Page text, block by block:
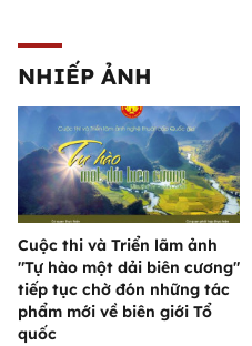
NHIẾP ẢNH
Cuộc thi và Triển lãm ảnh
"Tự hào một dải biên cương"
tiếp tục chờ đón những tác
phẩm mới về biên giới Tổ
quốc